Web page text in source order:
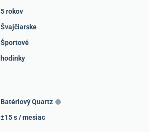
5 rokov
Švajčiarske
Športové
hodinky
Batériový Quartz
±15 s / mesiac